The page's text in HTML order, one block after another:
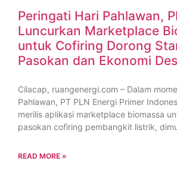
Peringati Hari Pahlawan,
Luncurkan Marketplace
untuk Cofiring Dorong
Pasokan dan Ekonomi
Cilacap, ruangenergi.com – Dalam
Pahlawan, PT PLN Energi Primer
merilis aplikasi marketplace biomassa
pasokan cofiring pembangkit listrik,
READ MORE »